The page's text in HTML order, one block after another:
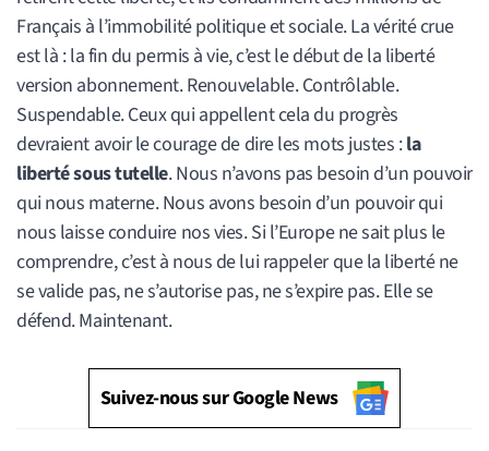
Français à l’immobilité politique et sociale. La vérité crue
est là : la fin du permis à vie, c’est le début de la liberté
version abonnement. Renouvelable. Contrôlable.
Suspendable. Ceux qui appellent cela du progrès
devraient avoir le courage de dire les mots justes :la
liberté sous tutelle. Nous n’avons pas besoin d’un pouvoir
qui nous materne. Nous avons besoin d’un pouvoir qui
nous laisse conduire nos vies. Si l’Europe ne sait plus le
comprendre, c’est à nous de lui rappeler que la liberté ne
se valide pas, ne s’autorise pas, ne s’expire pas. Elle se
défend. Maintenant.
Suivez-nous sur Google News